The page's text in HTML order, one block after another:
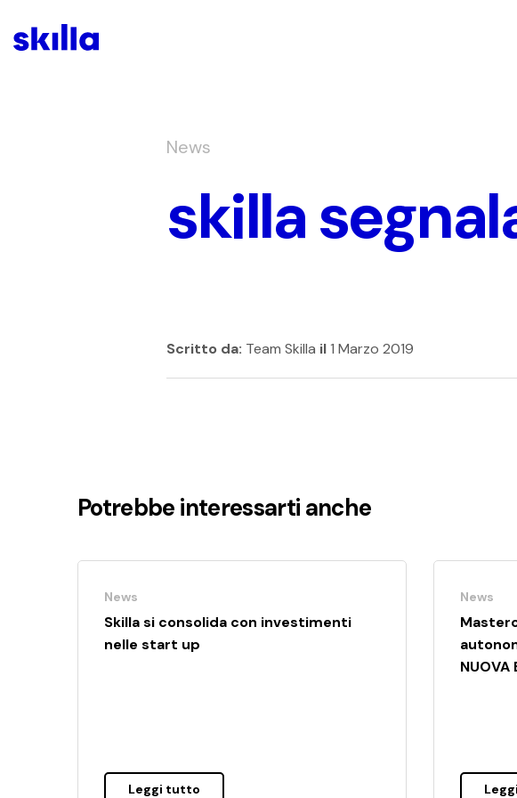
News
skilla
Scritto da: Team Skilla il1 Marzo 2019
Potrebbe interessarti anche
News
Skilla si consolida con investimenti
nelle start up
Leggi tutto
News
NUOVA